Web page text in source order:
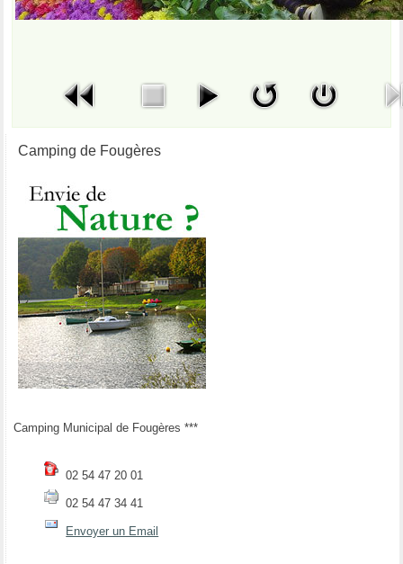
Camping de Fougères
Camping Municipal de Fougères ***
02 54 47 20 01
02 54 47 34 41
Envoyer un Email